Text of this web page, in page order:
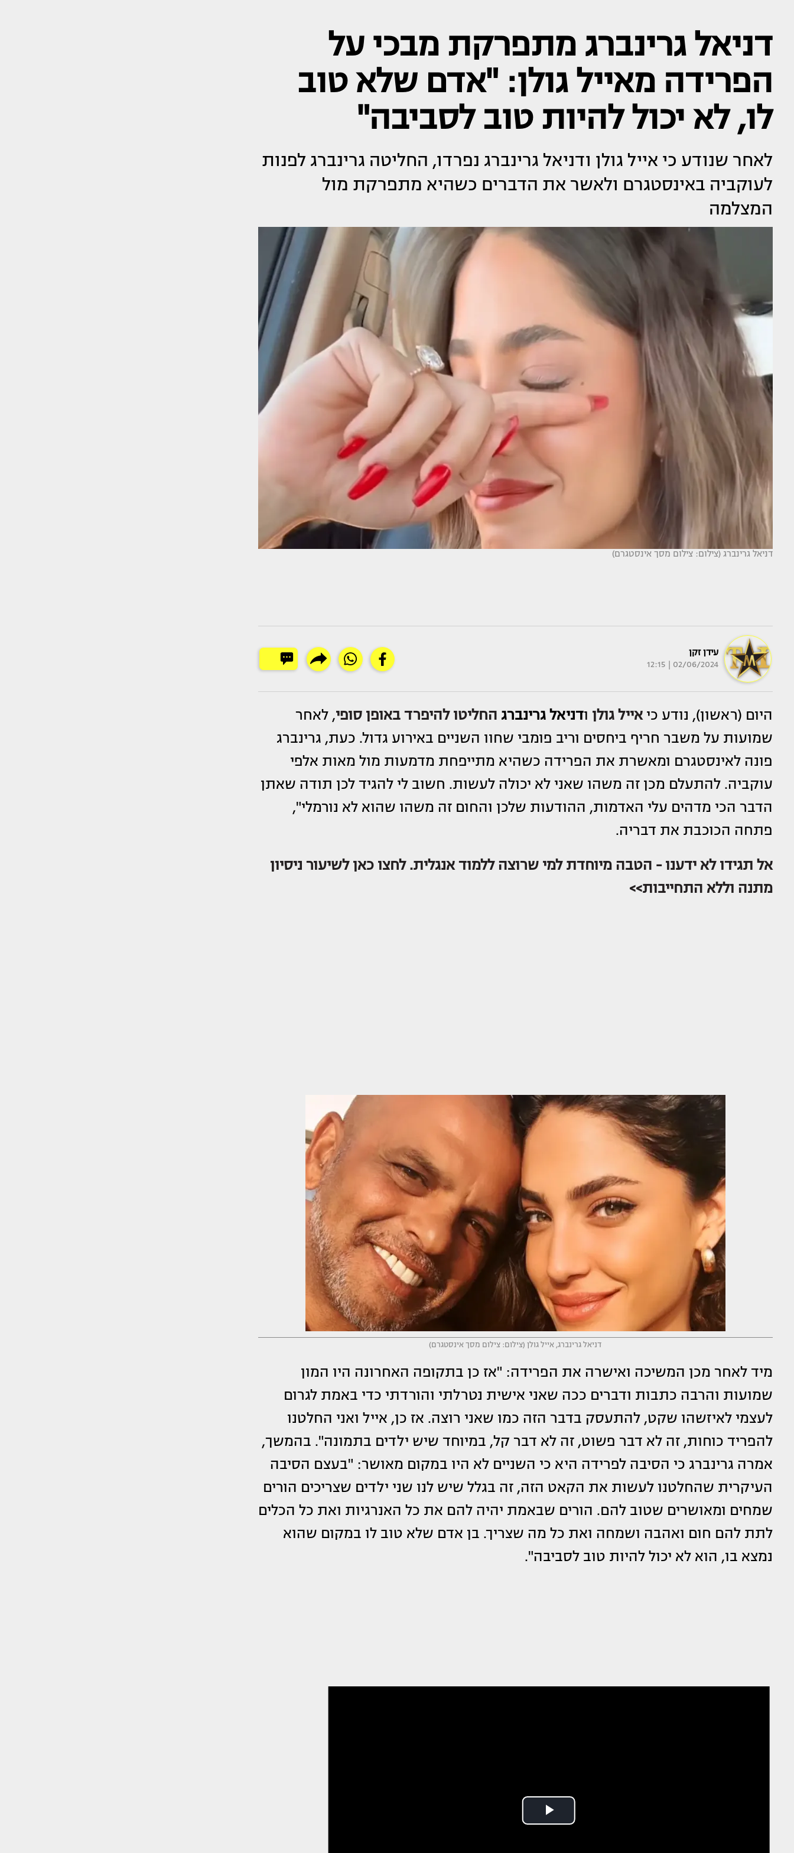
דניאל גרינברג מתפרקת מבכי על
הפרידה מאייל גולן: "אדם שלא טוב
לו, לא יכול להיות טוב לסביבה"
לאחר שנודע כי אייל גולן ודניאל גרינברג נפרדו, החליטה גרינברג לפנות
לעוקביה באינסטגרם ולאשר את הדברים כשהיא מתפרקת מול
המצלמה
דניאל גרינברג (צילום: צילום מסך אינסטגרם)
עידן זקן
02/06/2024 | 12:15
היום (ראשון), נודע כיאייל גולן ודניאל גרינברג החליטו להיפרד באופן סופי, לאחר
שמועות על משבר חריף ביחסים וריב פומבי שחוו השניים באירוע גדול. כעת, גרינברג
פונה לאינסטגרם ומאשרת את הפרידה כשהיא מתייפחת מדמעות מול מאות אלפי
עוקביה. להתעלם מכן זה משהו שאני לא יכולה לעשות. חשוב לי להגיד לכן תודה שאתן
הדבר הכי מדהים עלי האדמות, ההודעות שלכן והחום זה משהו שהוא לא נורמלי",
פתחה הכוכבת את דבריה.
אל תגידו לא ידענו - הטבה מיוחדת למי שרוצה ללמוד אנגלית. לחצו כאן לשיעור ניסיון
מתנה וללא התחייבות>>
דניאל גרינברג, אייל גולן (צילום: צילום מסך אינסטגרם)
מיד לאחר מכן המשיכה ואישרה את הפרידה: "אז כן בתקופה האחרונה היו המון
שמועות והרבה כתבות ודברים ככה שאני אישית נטרלתי והורדתי כדי באמת לגרום
לעצמי לאיזשהו שקט, להתעסק בדבר הזה כמו שאני רוצה. אז כן, אייל ואני החלטנו
להפריד כוחות, זה לא דבר פשוט, זה לא דבר קל, במיוחד שיש ילדים בתמונה". בהמשך,
אמרה גרינברג כי הסיבה לפרידה היא כי השניים לא היו במקום מאושר: "בעצם הסיבה
העיקרית שהחלטנו לעשות את הקאט הזה, זה בגלל שיש לנו שני ילדים שצריכים הורים
שמחים ומאושרים שטוב להם. הורים שבאמת יהיה להם את כל האנרגיות ואת כל הכלים
לתת להם חום ואהבה ושמחה ואת כל מה שצריך. בן אדם שלא טוב לו במקום שהוא
נמצא בו, הוא לא יכול להיות טוב לסביבה".